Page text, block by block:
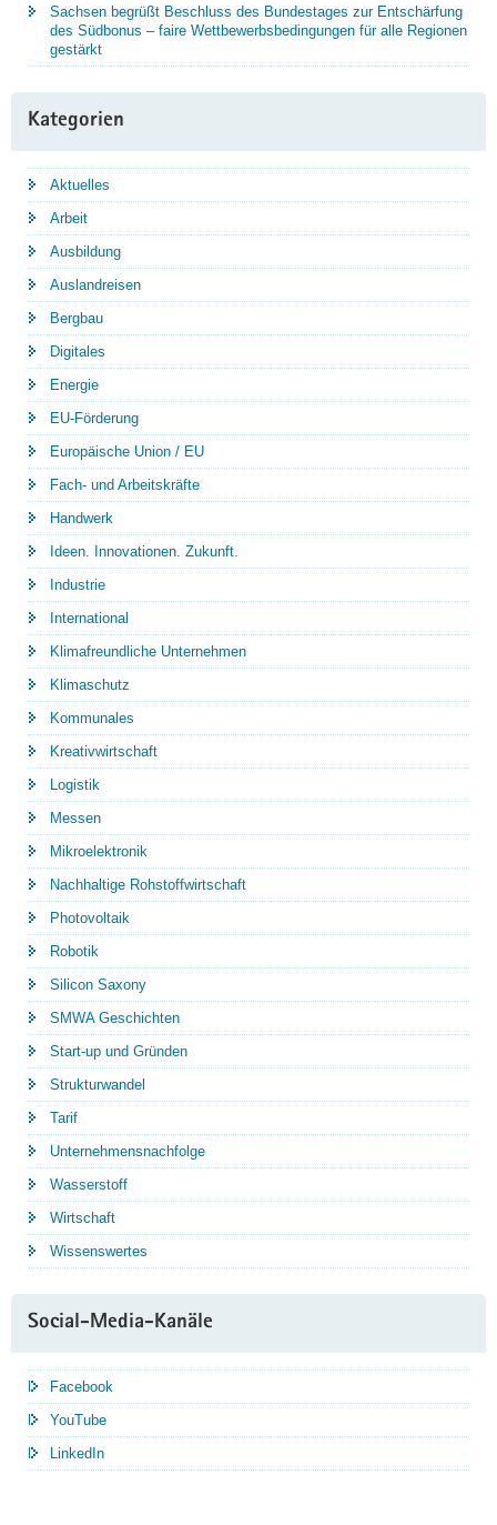
Sachsen begrüßt Beschluss des Bundestages zur Entschärfung
des Südbonus – faire Wettbewerbsbedingungen für alle Regionen
gestärkt
Kategorien
Aktuelles
Arbeit
Ausbildung
Auslandreisen
Bergbau
Digitales
Energie
EU-Förderung
Europäische Union / EU
Fach- und Arbeitskräfte
Handwerk
Ideen. Innovationen. Zukunft.
Industrie
International
Klimafreundliche Unternehmen
Klimaschutz
Kommunales
Kreativwirtschaft
Logistik
Messen
Mikroelektronik
Nachhaltige Rohstoffwirtschaft
Photovoltaik
Robotik
Silicon Saxony
SMWA Geschichten
Start-up und Gründen
Strukturwandel
Tarif
Unternehmensnachfolge
Wasserstoff
Wirtschaft
Wissenswertes
Social-Media-Kanäle
Facebook
YouTube
LinkedIn